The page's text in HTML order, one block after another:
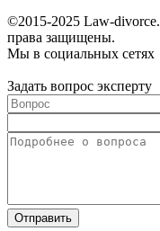
©2015-2025 Law-
права защищены.
Мы в социальных сетях
Задать вопрос эксперту